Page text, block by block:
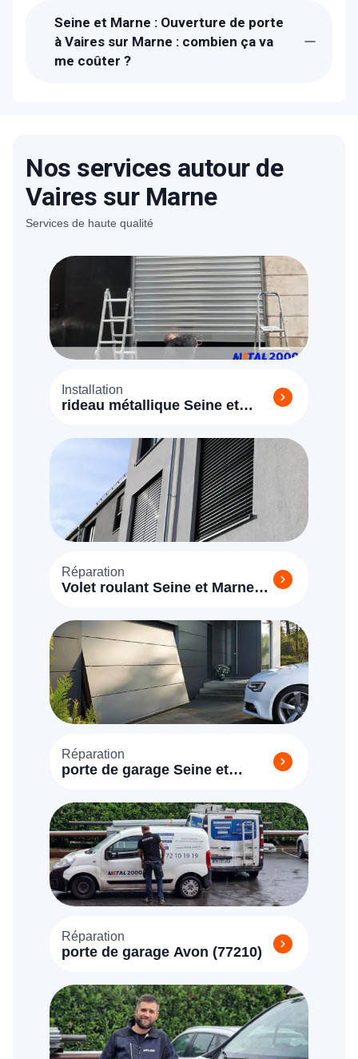
Vaires sur Marne en 30 min pour vous
dépanner.
Seine et Marne : Ouverture de porte
à Vaires sur Marne : combien ça va
me coûter ?
estimé la charge du travail nécessaire.
Nos services autour de
Vaires sur Marne
Services de haute qualité
Installation
rideau métallique Seine et
Réparation
Volet roulant Seine et Marne
Réparation
porte de garage Seine et
Réparation
porte de garage Avon (77210)